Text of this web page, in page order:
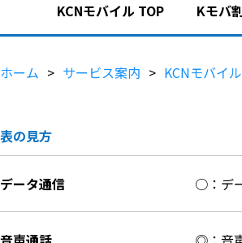
KCNモバイル TOP Kモバ
ホーム サービス案内 KCNモバイル
表の見方
データ通信 ○：デ